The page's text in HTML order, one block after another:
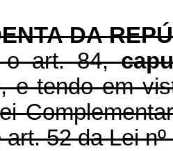
DA
o art. 84,
e tendo em
52 da Lei